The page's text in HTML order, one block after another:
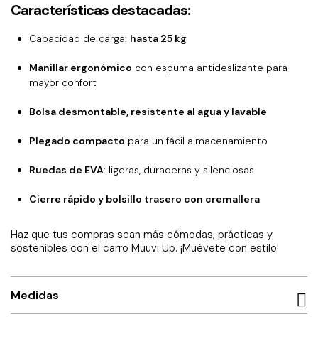
Características destacadas:
Capacidad de carga: hasta 25 kg
Manillar ergonómico con espuma antideslizante para
mayor confort
Bolsa desmontable, resistente al agua y lavable
Plegado compacto para un fácil almacenamiento
Ruedas de EVA: ligeras, duraderas y silenciosas
Cierre rápido y bolsillo trasero con cremallera
Haz que tus compras sean más cómodas, prácticas y
sostenibles con el carro Muuvi Up. ¡Muévete con estilo!
Medidas